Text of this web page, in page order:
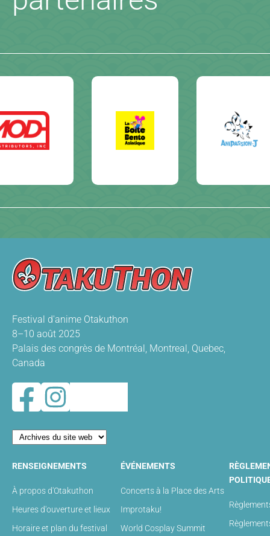
Festival d'anime Otakuthon
8–10 août 2025
Palais des congrès de Montréal, Montreal, Quebec,
Canada
RENSEIGNEMENTS
À propos d'Otakuthon
Heures d'ouverture et lieux
Horaire et plan du festival
ÉVÉNEMENTS
Concerts à la Place des Arts
Improtaku!
World Cosplay Summit